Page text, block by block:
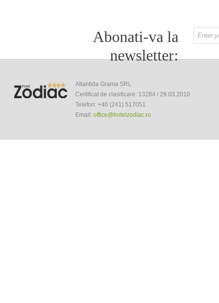
Abonati-va la
newsletter:
Atlantida Grama SRL
Certificat de clasificare: 13284 / 29.03.2010
Telefon: +40 (241) 517051
Email: office@hotelzodiac.ro